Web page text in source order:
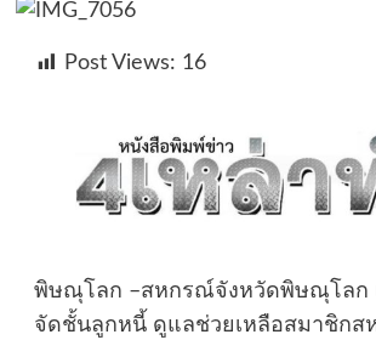
Post Views: 16
พิษณุโลก –สหกรณ์จังหวัดพิษณุโลก
จัดชั้นลูกหนี้ ดูแลช่วยเหลือสมาชิกส